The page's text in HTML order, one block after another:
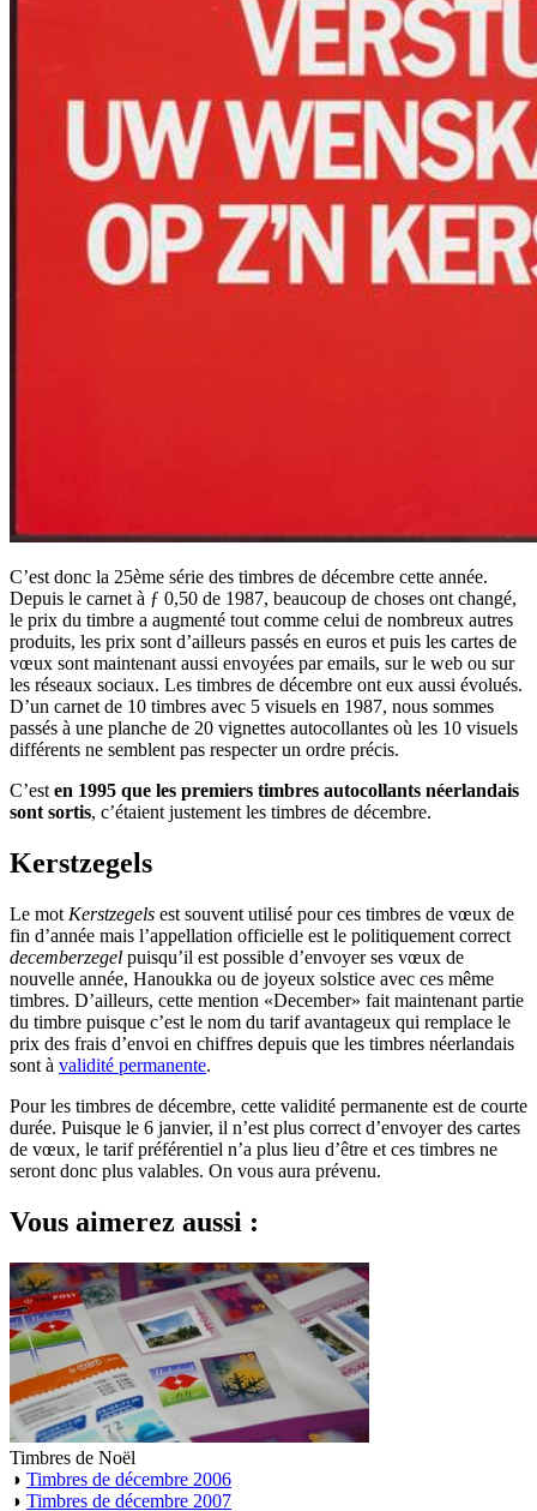
C’est donc la 25ème série des timbres de décembre cette année.
Depuis le carnet à ƒ 0,50 de 1987, beaucoup de choses ont changé,
le prix du timbre a augmenté tout comme celui de nombreux autres
produits, les prix sont d’ailleurs passés en euros et puis les cartes de
vœux sont maintenant aussi envoyées par emails, sur le web ou sur
les réseaux sociaux. Les timbres de décembre ont eux aussi évolués.
D’un carnet de 10 timbres avec 5 visuels en 1987, nous sommes
passés à une planche de 20 vignettes autocollantes où les 10 visuels
différents ne semblent pas respecter un ordre précis.
C’est en 1995 que les premiers timbres autocollants néerlandais
sont sortis, c’étaient justement les timbres de décembre.
Kerstzegels
Le mot Kerstzegels est souvent utilisé pour ces timbres de vœux de
fin d’année mais l’appellation officielle est le politiquement correct
decemberzegel puisqu’il est possible d’envoyer ses vœux de
nouvelle année, Hanoukka ou de joyeux solstice avec ces même
timbres. D’ailleurs, cette mention «December» fait maintenant partie
du timbre puisque c’est le nom du tarif avantageux qui remplace le
prix des frais d’envoi en chiffres depuis que les timbres néerlandais
sont à validité permanente.
Pour les timbres de décembre, cette validité permanente est de courte
durée. Puisque le 6 janvier, il n’est plus correct d’envoyer des cartes
de vœux, le tarif préférentiel n’a plus lieu d’être et ces timbres ne
seront donc plus valables. On vous aura prévenu.
Vous aimerez aussi :
Timbres de Noël
◑ Timbres de décembre 2006
◑ Timbres de décembre 2007